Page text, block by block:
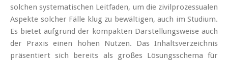
solchen systematischen Leitfaden, um die zivilprozessualen
Aspekte solcher Fälle klug zu bewältigen, auch im Studium.
Es bietet aufgrund der kompakten Darstellungsweise auch
der Praxis einen hohen Nutzen. Das Inhaltsverzeichnis
präsentiert sich bereits als großes Lösungsschema für